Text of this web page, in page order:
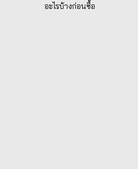
อะไรบ้างก่อนซื้อ